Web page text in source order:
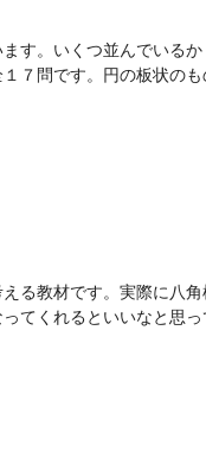
す。いくつ並んでいる
７問です。円の板状の
る教材です。実際に八
てくれるといいなと思